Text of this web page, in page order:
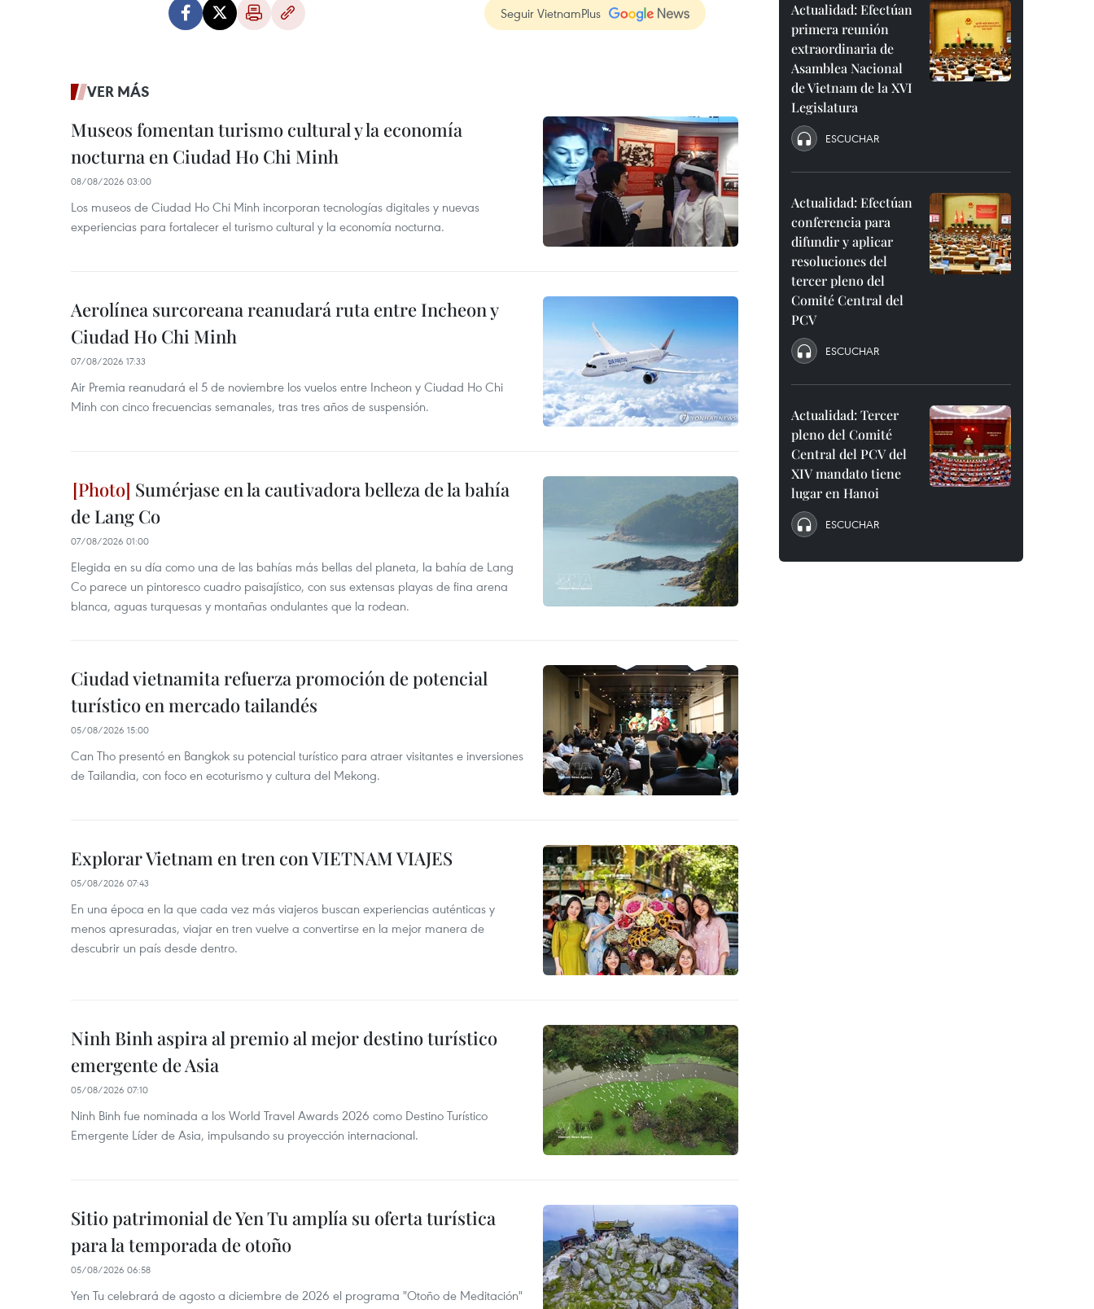
Seguir VietnamPlus
VER MÁS
Museos fomentan turismo cultural y la economía
nocturna en Ciudad Ho Chi Minh
08/08/2026 03:00
Los museos de Ciudad Ho Chi Minh incorporan tecnologías digitales y nuevas
experiencias para fortalecer el turismo cultural y la economía nocturna.
Aerolínea surcoreana reanudará ruta entre Incheon y
Ciudad Ho Chi Minh
07/08/2026 17:33
Air Premia reanudará el 5 de noviembre los vuelos entre Incheon y Ciudad Ho Chi
Minh con cinco frecuencias semanales, tras tres años de suspensión.
Sumérjase en la cautivadora belleza de la bahía
de Lang Co
07/08/2026 01:00
Elegida en su día como una de las bahías más bellas del planeta, la bahía de Lang
Co parece un pintoresco cuadro paisajístico, con sus extensas playas de fina arena
blanca, aguas turquesas y montañas ondulantes que la rodean.
Ciudad vietnamita refuerza promoción de potencial
turístico en mercado tailandés
05/08/2026 15:00
Can Tho presentó en Bangkok su potencial turístico para atraer visitantes e inversiones
de Tailandia, con foco en ecoturismo y cultura del Mekong.
Explorar Vietnam en tren con VIETNAM VIAJES
05/08/2026 07:43
En una época en la que cada vez más viajeros buscan experiencias auténticas y
menos apresuradas, viajar en tren vuelve a convertirse en la mejor manera de
descubrir un país desde dentro.
Ninh Binh aspira al premio al mejor destino turístico
emergente de Asia
05/08/2026 07:10
Ninh Binh fue nominada a los World Travel Awards 2026 como Destino Turístico
Emergente Líder de Asia, impulsando su proyección internacional.
Sitio patrimonial de Yen Tu amplía su oferta turística
para la temporada de otoño
05/08/2026 06:58
Yen Tu celebrará de agosto a diciembre de 2026 el programa "Otoño de Meditación"
Actualidad: Efectúan
primera reunión
extraordinaria de
Asamblea Nacional
de Vietnam de la XVI
Legislatura
ESCUCHAR
Actualidad: Efectúan
conferencia para
difundir y aplicar
resoluciones del
tercer pleno del
Comité Central del
PCV
ESCUCHAR
Actualidad: Tercer
pleno del Comité
Central del PCV del
XIV mandato tiene
lugar en Hanoi
ESCUCHAR